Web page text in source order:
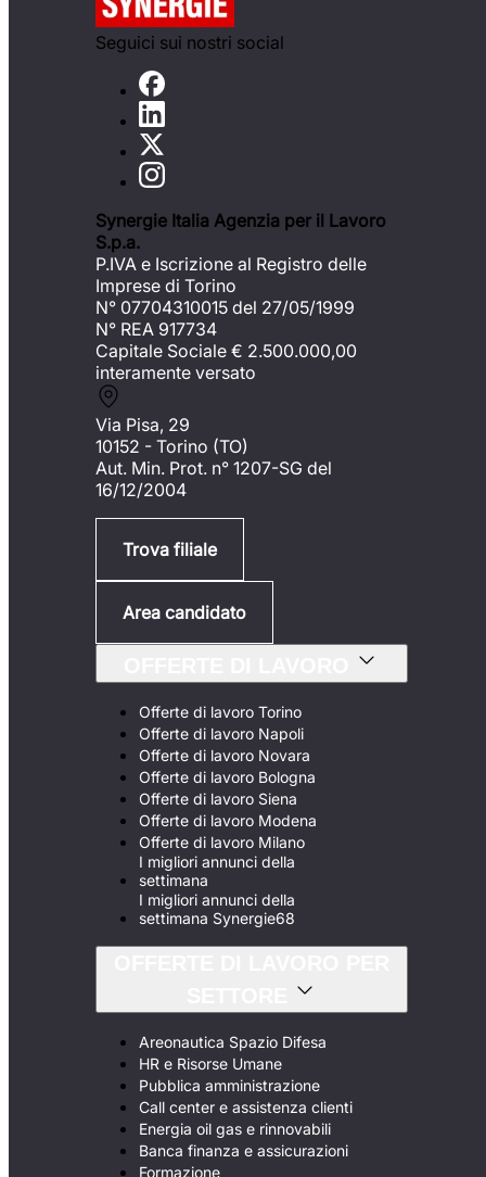
Seguici sui nostri social
Synergie Italia Agenzia per il Lavoro
S.p.a.
P.IVA e Iscrizione al Registro delle
Imprese di Torino
N° 07704310015 del 27/05/1999
N° REA 917734
Capitale Sociale € 2.500.000,00
interamente versato
Via Pisa, 29
10152 - Torino (TO)
Aut. Min. Prot. n° 1207-SG del
16/12/2004
Trova filiale
Area candidato
Offerte di lavoro Torino
Offerte di lavoro Napoli
Offerte di lavoro Novara
Offerte di lavoro Bologna
Offerte di lavoro Siena
Offerte di lavoro Modena
Offerte di lavoro Milano
I migliori annunci della
settimana
I migliori annunci della
settimana Synergie68
Areonautica Spazio Difesa
HR e Risorse Umane
Pubblica amministrazione
Call center e assistenza clienti
Energia oil gas e rinnovabili
Banca finanza e assicurazioni
Formazione